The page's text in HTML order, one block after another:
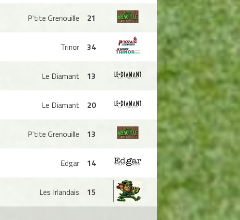
P'tite Grenouille 21
Trinor 34
Le Diamant 13
Le Diamant 20
P'tite Grenouille 13
Edgar 14
Les Irlandais
15